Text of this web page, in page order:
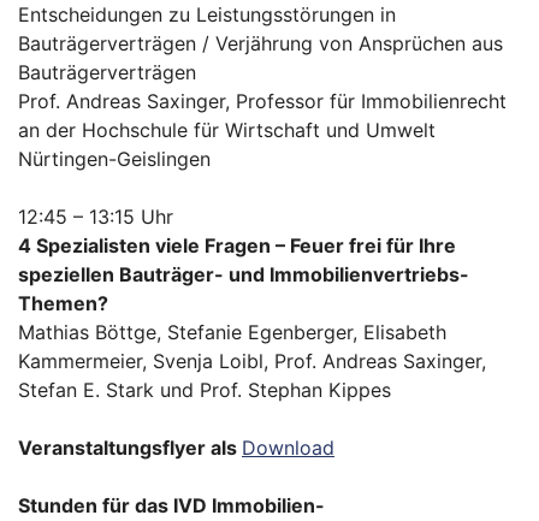
Entscheidungen zu Leistungsstörungen in
Bauträgerverträgen / Verjährung von Ansprüchen aus
Bauträgerverträgen
Prof. Andreas Saxinger, Professor für Immobilienrecht
an der Hochschule für Wirtschaft und Umwelt
Nürtingen-Geislingen
12:45 – 13:15 Uhr
4 Spezialisten viele Fragen – Feuer frei für Ihre
speziellen Bauträger- und Immobilienvertriebs-
Themen?
Mathias Böttge, Stefanie Egenberger, Elisabeth
Kammermeier, Svenja Loibl, Prof. Andreas Saxinger,
Stefan E. Stark und Prof. Stephan Kippes
Veranstaltungsflyer als Download
Stunden für das IVD Immobilien-